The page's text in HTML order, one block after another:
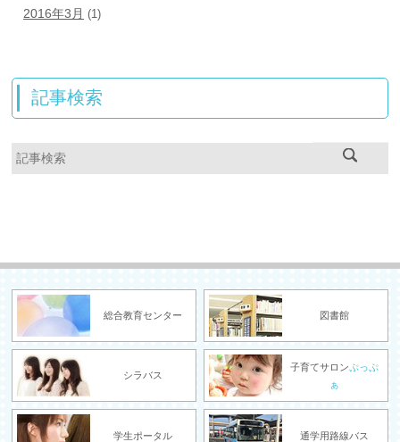
2016年3月 (1)
記事検索
総合教育センター 図書館
シラバス
子育てサロンぷっぷ
ぁ
学生ポータル 通学用路線バス